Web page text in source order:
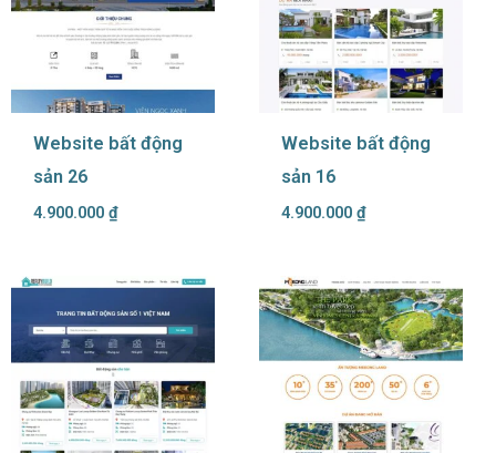
Website bất động
sản 26
4.900.000 ₫
Website bất động
sản 16
4.900.000 ₫